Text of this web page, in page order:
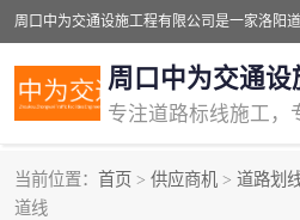
周口中为交通设
当前位置： 首页 > 供应商机 > 道路划
道线交通道路标线